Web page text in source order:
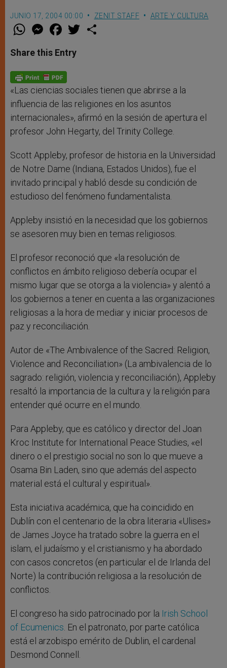
JUNIO 17, 2004 00:00 ZENIT STAFF ARTE Y CULTURA
W
t
s
p
p
M
e
s
e
g
e
r
F
a
e
b
o
k
w
Share this Entry
«Las ciencias sociales tienen que abrirse a la
influencia de las religiones en los asuntos
internacionales», afirmó en la sesión de apertura el
profesor John Hegarty, del Trinity College.
Scott Appleby, profesor de historia en la Universidad
de Notre Dame (Indiana, Estados Unidos), fue el
invitado principal y habló desde su condición de
estudioso del fenómeno fundamentalista.
Appleby insistió en la necesidad que los gobiernos
se asesoren muy bien en temas religiosos.
El profesor reconoció que «la resolución de
conflictos en ámbito religioso debería ocupar el
mismo lugar que se otorga a la violencia» y alentó a
los gobiernos a tener en cuenta a las organizaciones
religiosas a la hora de mediar y iniciar procesos de
paz y reconciliación.
Autor de «The Ambivalence of the Sacred: Religion,
Violence and Reconciliation» (La ambivalencia de lo
sagrado: religión, violencia y reconciliación), Appleby
resaltó la importancia de la cultura y la religión para
entender qué ocurre en el mundo.
Para Appleby, que es católico y director del Joan
Kroc Institute for International Peace Studies, «el
dinero o el prestigio social no son lo que mueve a
Osama Bin Laden, sino que además del aspecto
material está el cultural y espiritual».
Esta iniciativa académica, que ha coincidido en
Dublín con el centenario de la obra literaria «Ulises»
de James Joyce ha tratado sobre la guerra en el
islam, el judaísmo y el cristianismo y ha abordado
con casos concretos (en particular el de Irlanda del
Norte) la contribución religiosa a la resolución de
conflictos.
El congreso ha sido patrocinado por la Irish School
of Ecumenics. En el patronato, por parte católica
está el arzobispo emérito de Dublin, el cardenal
Desmond Connell.